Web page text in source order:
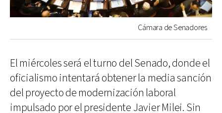
Cámara de Senadores
El miércoles será el turno del Senado, donde el
oficialismo intentará obtener la media sanción
del proyecto de modernización laboral
impulsado por el presidente Javier Milei. Sin